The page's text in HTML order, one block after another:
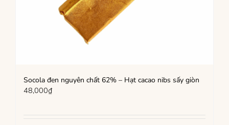
Socola đen nguyên chất 62% – Hạt cacao nibs sấy giòn
48,000₫